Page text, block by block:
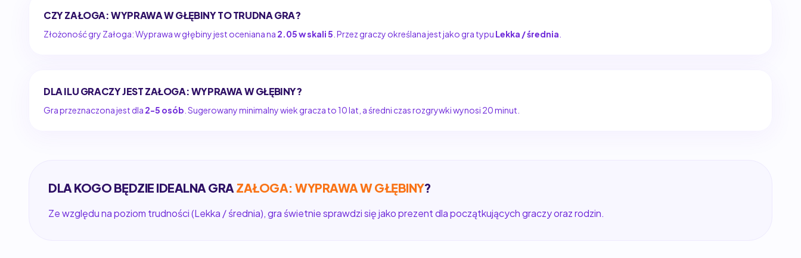
CZY ZAŁOGA: WYPRAWA W GŁĘBINY TO TRUDNA GRA?
Złożoność gry Załoga: Wyprawa w głębiny jest oceniana na 2.05 w skali 5 . Przez graczy określana jest jako gra typu Lekka / średnia
DLA ILU GRACZY JEST ZAŁOGA: WYPRAWA W GŁĘBINY?
Gra przeznaczona jest dla 2-5 osób . Sugerowany minimalny wiek gracza to 10 lat, a średni czas rozgrywki wynosi 20 minut.
DLA KOGO BĘDZIE IDEALNA GRA ZAŁOGA: WYPRAWA W GŁĘBINY?
Ze względu na poziom trudności (Lekka / średnia), gra świetnie sprawdzi się jako prezent dla początkujących graczy oraz rodzin.